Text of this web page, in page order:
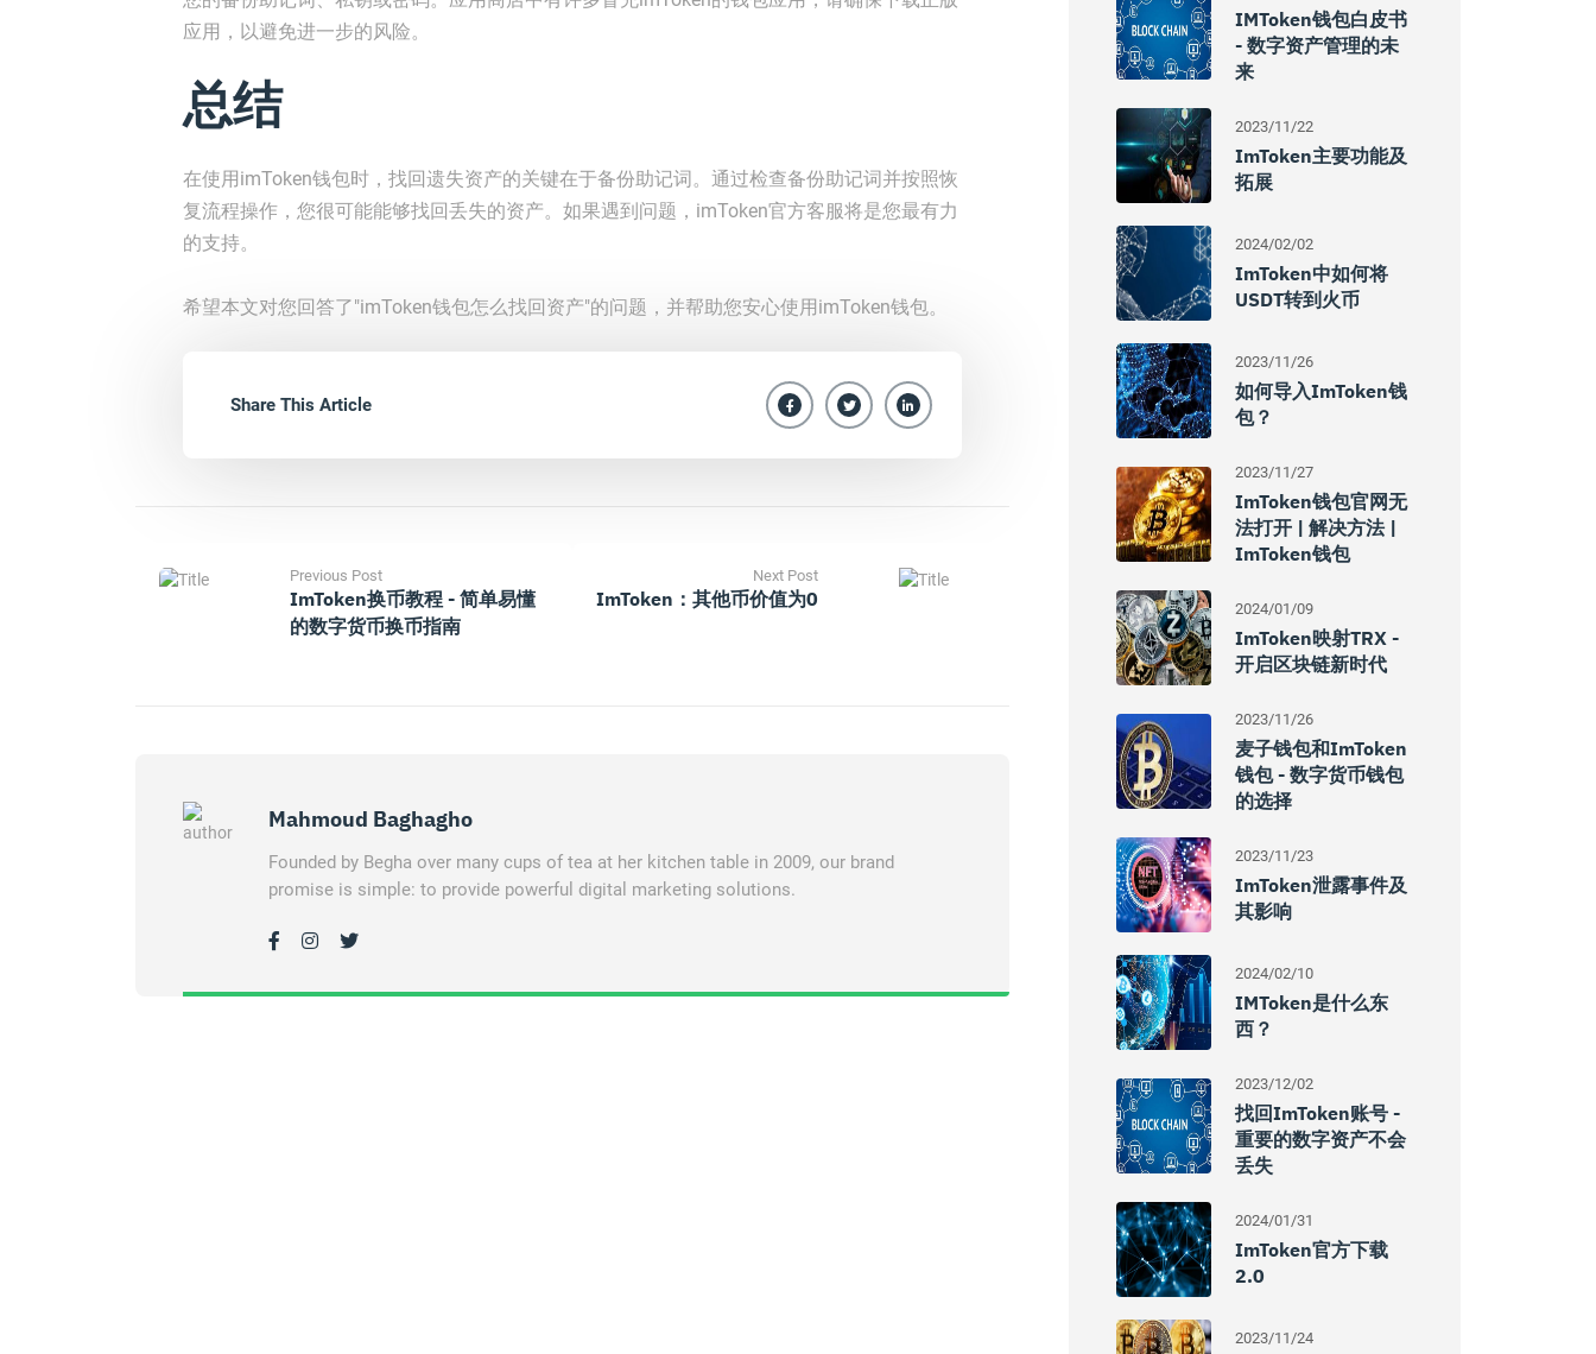
应用，以避免进一步的风险。
总结
在使用imToken钱包时，找回遗失资产的关键在于备份助记词。通过检查备份助记词并按照恢
复流程操作，您很可能能够找回丢失的资产。如果遇到问题，imToken官方客服将是您最有力
的支持。
希望本文对您回答了"imToken钱包怎么找回资产"的问题，并帮助您安心使用imToken钱包。
Share This Article
Previous Post
ImToken换币教程 - 简单易懂
的数字货币换币指南
Next Post
ImToken：其他币价值为0
Mahmoud Baghagho
Founded by Begha over many cups of tea at her kitchen table in 2009, our brand
promise is simple: to provide powerful digital marketing solutions.
IMToken钱包白皮书
- 数字资产管理的未
来
2023/11/22
ImToken主要功能及
拓展
2024/02/02
ImToken中如何将
USDT转到火币
2023/11/26
如何导入imToken钱
包？
2023/11/27
ImToken钱包官网无
法打开 | 解决方法 |
ImToken钱包
2024/01/09
ImToken映射TRX -
开启区块链新时代
2023/11/26
麦子钱包和imToken
钱包 - 数字货币钱包
的选择
2023/11/23
ImToken泄露事件及
其影响
2024/02/10
IMToken是什么东
西？
2023/12/02
找回imToken账号 -
重要的数字资产不会
丢失
2024/01/31
ImToken官方下载
2.0
2023/11/24